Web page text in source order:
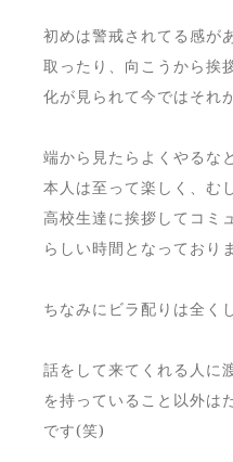
初めは警戒されてる感が
取ったり、向こうから挨
化が見られて今ではそれ
端から見たらよくやるな
本人は至って楽しく、む
高校生達に挨拶してコミ
らしい時間となっており
ちなみにビラ配りは全く
話をして来てくれる人に
を持っていること以外は
です(笑)